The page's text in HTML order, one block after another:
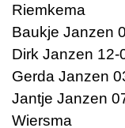
Riemkema
Baukje Janzen
Dirk Janzen
Gerda Janzen
Jantje Janzen
Wiersma